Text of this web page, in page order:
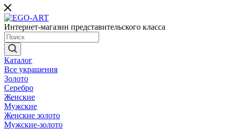
Интернет-магазин представительского класса
Каталог
Все украшения
Золото
Серебро
Женские
Мужские
Женские золото
Мужские-золото